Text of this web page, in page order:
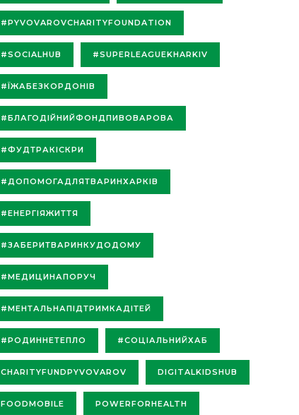
#PYVOVAROVCHARITYFOUNDATION
#SOCIALHUB #SUPERLEAGUEKHARKIV
#ЇЖАБЕЗКОРДОНІВ
#БЛАГОДІЙНИЙФОНДПИВОВАРОВА
#ФУДТРАКІСКРИ
#ДОПОМОГАДЛЯТВАРИНХАРКІВ
#ЕНЕРГІЯЖИТТЯ
#ЗАБЕРИТВАРИНКУДОДОМУ
#МЕДИЦИНАПОРУЧ
#МЕНТАЛЬНАПІДТРИМКАДІТЕЙ
#РОДИННЕТЕПЛО #СОЦІАЛЬНИЙХАБ
CHARITYFUNDPYVOVAROV DIGITALKIDSHUB
FOODMOBILE POWERFORHEALTH